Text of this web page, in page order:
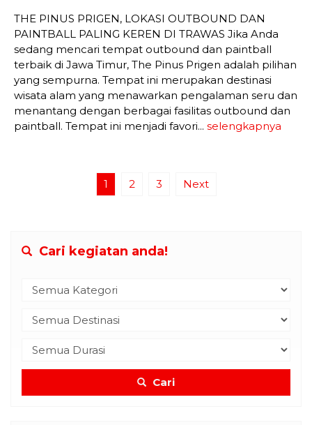
THE PINUS PRIGEN, LOKASI OUTBOUND DAN
PAINTBALL PALING KEREN DI TRAWAS Jika Anda
sedang mencari tempat outbound dan paintball
terbaik di Jawa Timur, The Pinus Prigen adalah pilihan
yang sempurna. Tempat ini merupakan destinasi
wisata alam yang menawarkan pengalaman seru dan
menantang dengan berbagai fasilitas outbound dan
paintball. Tempat ini menjadi favori... selengkapnya
1 2 3 Next
Cari kegiatan anda!
Cari